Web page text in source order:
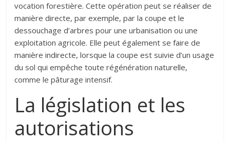
vocation forestière.Cette opération peut se réaliser de
manière directe, par exemple, par la coupe et le
dessouchage d’arbres pour une urbanisation ou une
exploitation agricole. Elle peut également se faire de
manière indirecte, lorsque la coupe est suivie d’un usage
du sol qui empêche toute régénération naturelle,
comme le pâturage intensif.
La législation et les
autorisations